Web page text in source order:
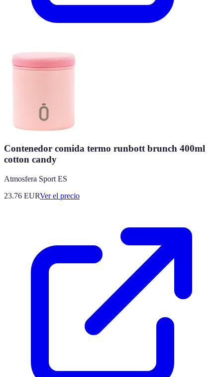
Contenedor comida termo runbott brunch 400ml
cotton candy
Atmosfera Sport ES
23.76 EURVer el precio